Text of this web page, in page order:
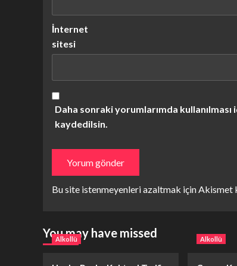
İnternet
sitesi
Daha sonraki yorumlarımda
kaydedilsin.
Bu site istenmeyenleri azaltmak için Akismet
You may have missed
Alkollü Alkollü